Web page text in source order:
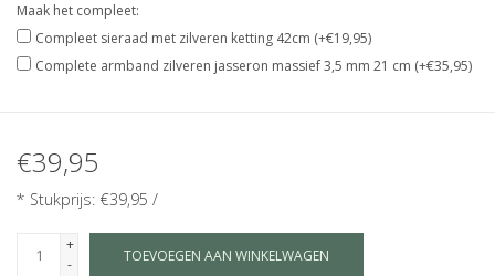
Maak het compleet:
Compleet sieraad met zilveren ketting 42cm (+€19,95)
Complete armband zilveren jasseron massief 3,5 mm 21 cm (+€35,95)
€39,95
* Stukprijs: €39,95 /
+
-
TOEVOEGEN AAN WINKELWAGEN